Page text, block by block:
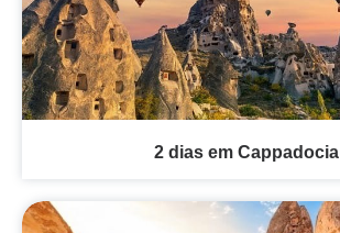
2 dias em Cappadocia